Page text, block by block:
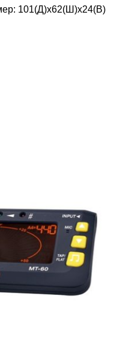
101(Д)x62(Ш)x24(В)